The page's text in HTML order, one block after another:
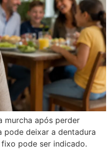
murcha após perder
pode deixar a dentadura
pode ser indicado.